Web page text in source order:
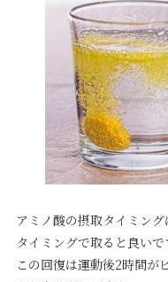
アミノ酸の摂取タイミン
タイミングで取ると良いで
この回復は運動後2時間が